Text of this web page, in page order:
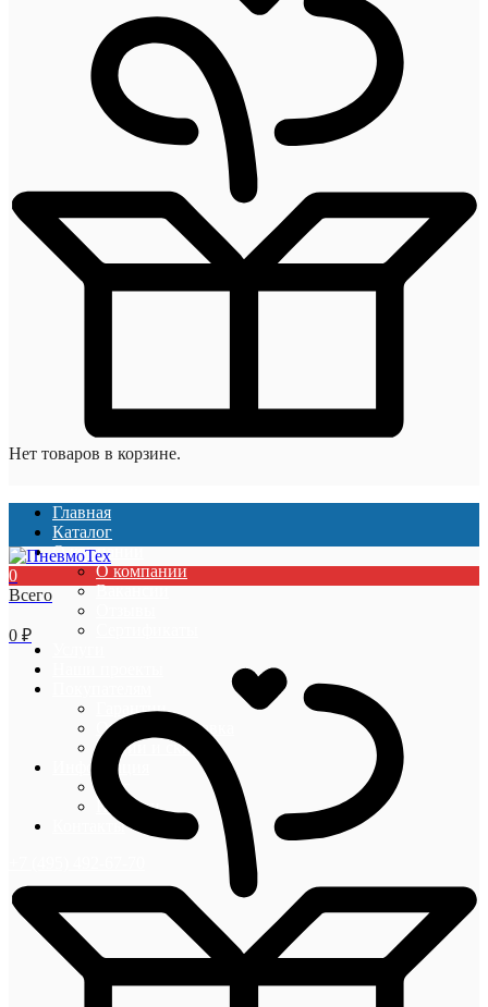
Нет товаров в корзине.
Главная
Каталог
О компании
О компании
Вакансии
Гарантии
Оплата и доставка
Акции и скидки
Информация
Блог
Новости
Контакты
0
Всего
0 ₽